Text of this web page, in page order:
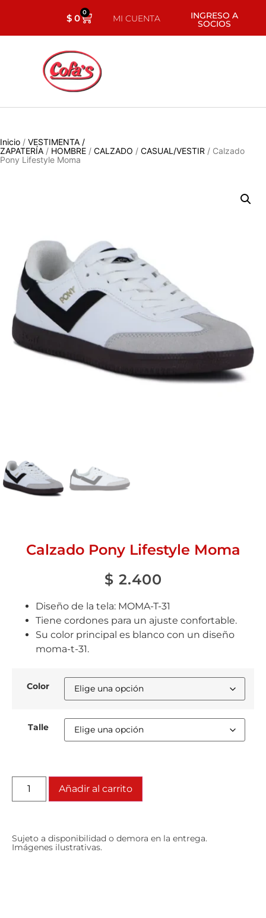
$0 0
MI CUENTA INGRESO A
SOCIOS
Inicio / VESTIMENTA /
ZAPATERÍA / HOMBRE / CALZADO / CASUAL/VESTIR / Calzado
Pony Lifestyle Moma
Calzado Pony Lifestyle Moma
$ 2.400
Diseño de la tela: MOMA-T-31
Tiene cordones para un ajuste confortable.
Su color principal es blanco con un diseño
moma-t-31.
Color
Talle
Añadir al carrito
Sujeto a disponibilidad o demora en la entrega.
Imágenes ilustrativas.